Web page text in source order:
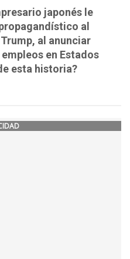
japonés le
al
al anunciar
en Estados
esta historia?